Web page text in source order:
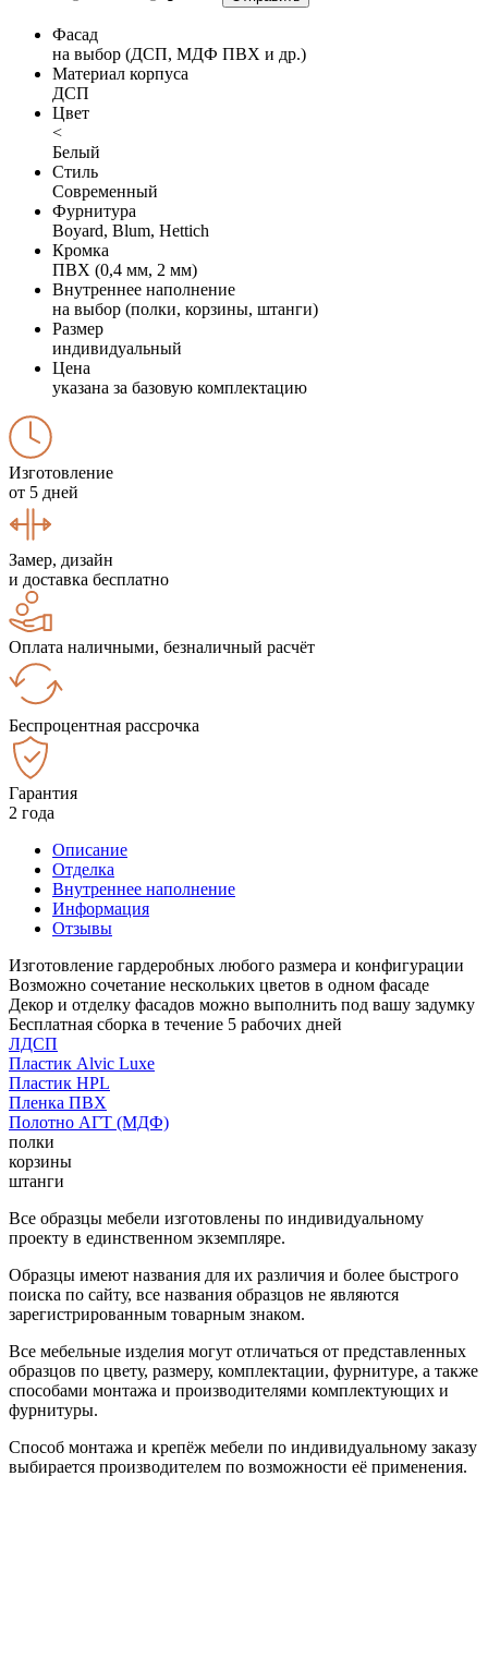
Фасад
на выбор (ДСП, МДФ ПВХ и др.)
Материал корпуса
ДСП
Цвет
<
Белый
Стиль
Современный
Фурнитура
Boyard, Blum, Hettich
Кромка
ПВХ (0,4 мм, 2 мм)
Внутреннее наполнение
на выбор (полки, корзины, штанги)
Размер
индивидуальный
Цена
указана за базовую комплектацию
Изготовление
от 5 дней
Замер, дизайн
и доставка бесплатно
Оплата наличными, безналичный расчёт
Беспроцентная рассрочка
Гарантия
2 года
Описание
Отделка
Внутреннее наполнение
Информация
Отзывы
Изготовление гардеробных любого размера и конфигурации
Возможно сочетание нескольких цветов в одном фасаде
Декор и отделку фасадов можно выполнить под вашу задумку
Бесплатная сборка в течение 5 рабочих дней
ЛДСП
Пластик Alvic Luxe
Пластик HPL
Пленка ПВХ
Полотно АГТ (МДФ)
полки
корзины
штанги
Все образцы мебели изготовлены по индивидуальному
проекту в единственном экземпляре.
Образцы имеют названия для их различия и более быстрого
поиска по сайту, все названия образцов не являются
зарегистрированным товарным знаком.
Все мебельные изделия могут отличаться от представленных
образцов по цвету, размеру, комплектации, фурнитуре, а также
способами монтажа и производителями комплектующих и
фурнитуры.
Способ монтажа и крепёж мебели по индивидуальному заказу
выбирается производителем по возможности её применения.